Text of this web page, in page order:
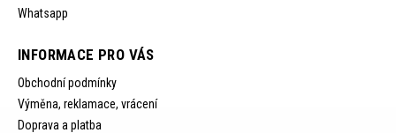
Whatsapp
INFORMACE PRO VÁS
Obchodní podmínky
Výměna, reklamace, vrácení
Doprava a platba